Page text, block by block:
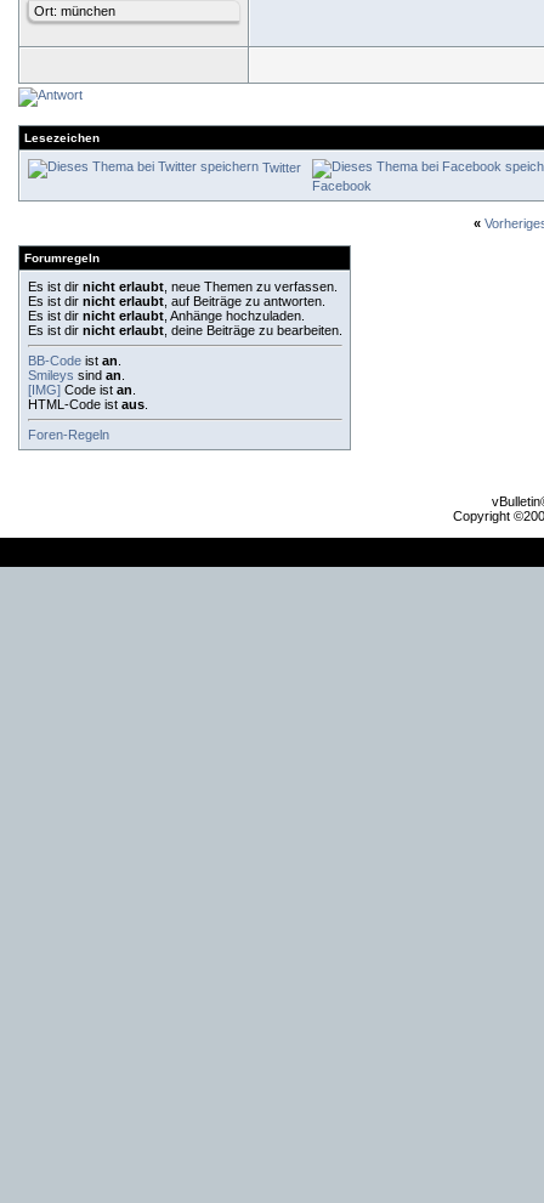
Ort: münchen
Lesezeichen
Twitter
Facebook
«
Forumregeln
Es ist dir nicht erlaubt , neue Themen zu verfassen.
Es ist dir nicht erlaubt , auf Beiträge zu antworten.
Es ist dir nicht erlaubt , Anhänge hochzuladen.
Es ist dir nicht erlaubt , deine Beiträge zu bearbeiten.
BB-Code ist an
Smileys sind an
[IMG] Code ist an
HTML-Code ist aus
Foren-Regeln
Copyright